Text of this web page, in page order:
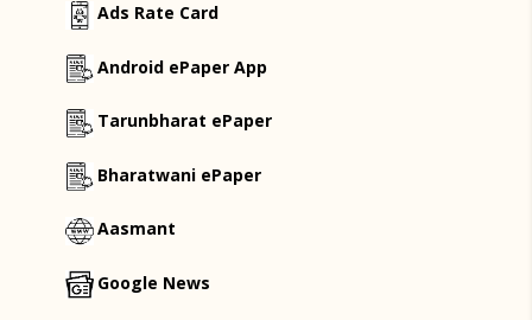
Ads Rate Card
Android ePaper App
Tarunbharat ePaper
Bharatwani ePaper
Aasmant
Google News